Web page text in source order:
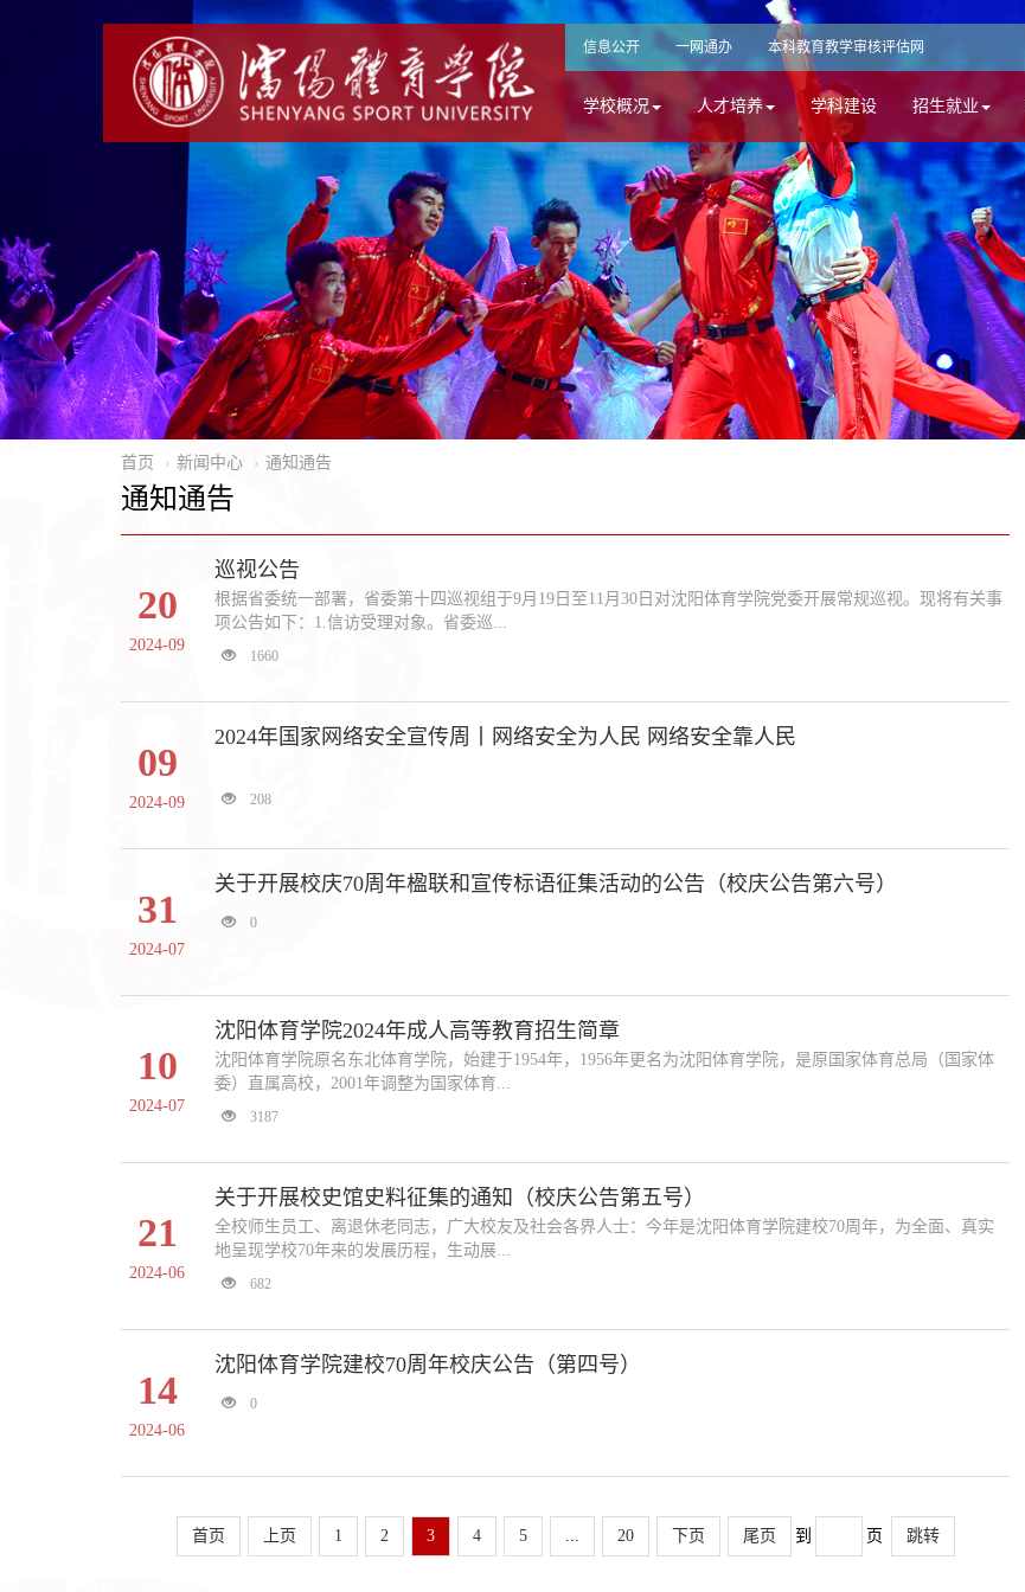
信息公开 一网通办 本科教育教学审核评估网
学校概况 人才培养 学科建设 招生就业
首页 新闻中心 通知通告
通知通告
20
2024-09
巡视公告
根据省委统一部署，省委第十四巡视组于9月19日至11月30日对沈阳体育学院党委开展常规巡视。现将有关事
项公告如下：1.信访受理对象。省委巡...
1660
09
2024-09
2024年国家网络安全宣传周丨网络安全为人民 网络安全靠人民
208
31
2024-07
关于开展校庆70周年楹联和宣传标语征集活动的公告（校庆公告第六号）
0
10
2024-07
沈阳体育学院2024年成人高等教育招生简章
沈阳体育学院原名东北体育学院，始建于1954年，1956年更名为沈阳体育学院，是原国家体育总局（国家体
委）直属高校，2001年调整为国家体育...
3187
21
2024-06
关于开展校史馆史料征集的通知（校庆公告第五号）
全校师生员工、离退休老同志，广大校友及社会各界人士：今年是沈阳体育学院建校70周年，为全面、真实
地呈现学校70年来的发展历程，生动展...
682
14
2024-06
沈阳体育学院建校70周年校庆公告（第四号）
0
首页 上页 1 2 3 4 5 ... 20 下页 尾页 到 页 跳转